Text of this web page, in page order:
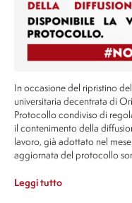
In occasione del ripristino
universitaria decentrata di
Protocollo condiviso di
il contenimento della
lavoro, già adottato nel
aggiornata del protocollo
Leggi tutto